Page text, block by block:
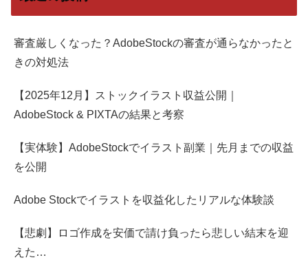
審査厳しくなった？AdobeStockの審査が通らなかったと
きの対処法
【2025年12月】ストックイラスト収益公開｜
AdobeStock & PIXTAの結果と考察
【実体験】AdobeStockでイラスト副業｜先月までの収益
を公開
Adobe Stockでイラストを収益化したリアルな体験談
【悲劇】ロゴ作成を安価で請け負ったら悲しい結末を迎
えた…